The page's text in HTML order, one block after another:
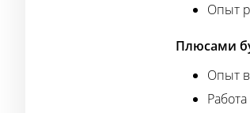
Опыт
Плюсами
Опыт в